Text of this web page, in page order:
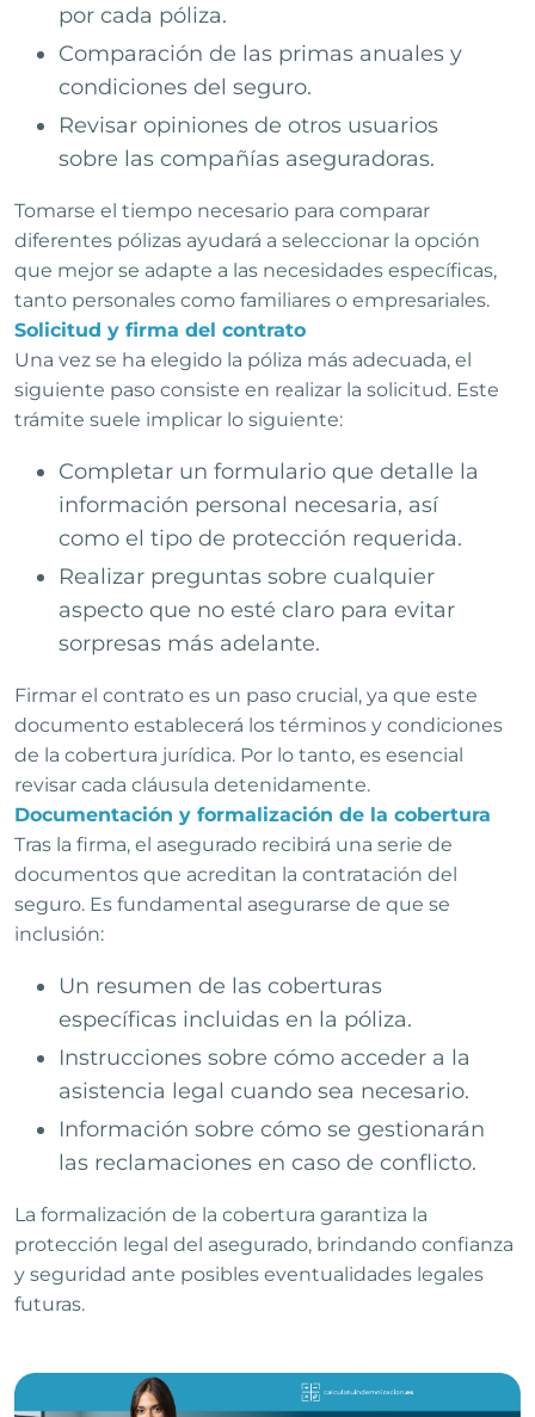
por cada póliza.
Comparación de las primas anuales y
condiciones del seguro.
Revisar opiniones de otros usuarios
sobre las compañías aseguradoras.
Tomarse el tiempo necesario para comparar
diferentes pólizas ayudará a seleccionar la opción
que mejor se adapte a las necesidades específicas,
tanto personales como familiares o empresariales.
Solicitud y firma del contrato
Una vez se ha elegido la póliza más adecuada, el
siguiente paso consiste en realizar la solicitud. Este
trámite suele implicar lo siguiente:
Completar un formulario que detalle la
información personal necesaria, así
como el tipo de protección requerida.
Realizar preguntas sobre cualquier
aspecto que no esté claro para evitar
sorpresas más adelante.
Firmar el contrato es un paso crucial, ya que este
documento establecerá los términos y condiciones
de la cobertura jurídica. Por lo tanto, es esencial
revisar cada cláusula detenidamente.
Documentación y formalización de la cobertura
Tras la firma, el asegurado recibirá una serie de
documentos que acreditan la contratación del
seguro. Es fundamental asegurarse de que se
inclusión:
Un resumen de las coberturas
específicas incluidas en la póliza.
Instrucciones sobre cómo acceder a la
asistencia legal cuando sea necesario.
Información sobre cómo se gestionarán
las reclamaciones en caso de conflicto.
La formalización de la cobertura garantiza la
protección legal del asegurado, brindando confianza
y seguridad ante posibles eventualidades legales
futuras.